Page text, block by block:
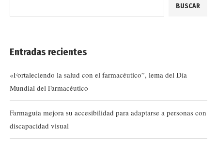
BUSCAR
Entradas recientes
«Fortaleciendo la salud con el farmacéutico”, lema del Día
Mundial del Farmacéutico
Farmaguia mejora su accesibilidad para adaptarse a personas con
discapacidad visual